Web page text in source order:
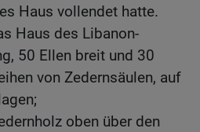
Haus vollendet hatte.
Haus des Libanon-
50 Ellen breit und 30
von Zedernsäulen, auf
oben über den